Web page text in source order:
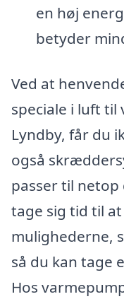
en høj
betyder
Ved at
speciale i luft til
Lyndby, får du
også
passer til
tage sig tid til
mulighederne,
så du kan tage
Hos